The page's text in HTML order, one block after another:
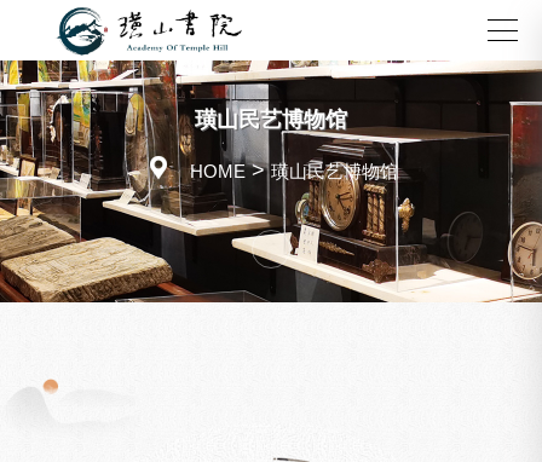
璜山民艺博物馆
 HOME>璜山民艺博物馆
下一个：